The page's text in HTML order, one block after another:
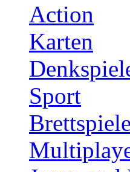
Action
Karten
Sport
Brettspiele